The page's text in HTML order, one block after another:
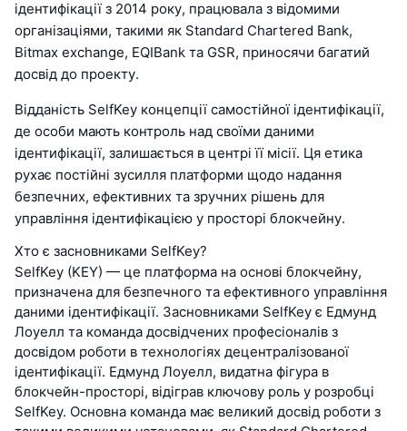
ідентифікації з 2014 року, працювала з відомими
організаціями, такими як Standard Chartered Bank,
Bitmax exchange, EQIBank та GSR, приносячи багатий
досвід до проекту.
Відданість SelfKey концепції самостійної ідентифікації,
де особи мають контроль над своїми даними
ідентифікації, залишається в центрі її місії. Ця етика
рухає постійні зусилля платформи щодо надання
безпечних, ефективних та зручних рішень для
управління ідентифікацією у просторі блокчейну.
Хто є засновниками SelfKey?
SelfKey (KEY) — це платформа на основі блокчейну,
призначена для безпечного та ефективного управління
даними ідентифікації. Засновниками SelfKey є Едмунд
Лоуелл та команда досвідчених професіоналів з
досвідом роботи в технологіях децентралізованої
ідентифікації. Едмунд Лоуелл, видатна фігура в
блокчейн-просторі, відіграв ключову роль у розробці
SelfKey. Основна команда має великий досвід роботи з